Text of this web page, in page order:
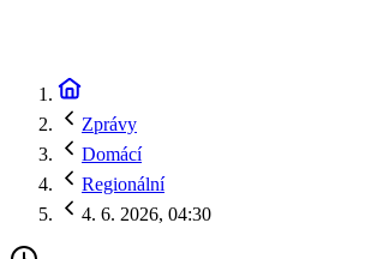
Zprávy
Domácí
Regionální
4. 6. 2026, 04:30